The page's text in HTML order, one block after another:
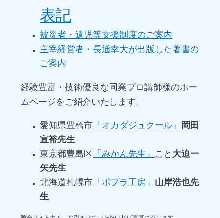
表記
被災者・遺児等支援制度のご案内
主宰経営者・長通幸大が出版した著書の
ご案内
経験豊富・技術優良な同業プロ講師様のホー
ムページをご紹介いたします。
愛知県豊橋市 「オカダジュクール」
岡田
宣裕先生
東京都豊島区
「みかん先生」 こと 大迫一
矢先生
北海道札幌市 「ポプラ工房」 山岸浩也先
生